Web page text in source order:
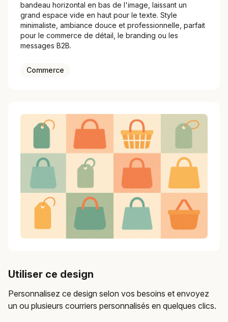
bandeau horizontal en bas de l'image, laissant un
grand espace vide en haut pour le texte. Style
minimaliste, ambiance douce et professionnelle, parfait
pour le commerce de détail, le branding ou les
messages B2B.
Commerce
Utiliser ce design
Personnalisez ce design selon vos besoins et envoyez
un ou plusieurs courriers personnalisés en quelques clics.